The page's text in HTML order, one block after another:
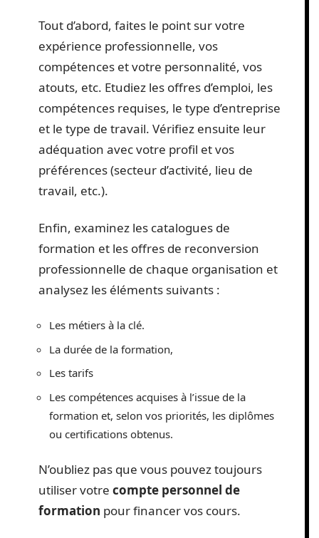
Tout d’abord, faites le point sur votre
expérience professionnelle, vos
compétences et votre personnalité, vos
atouts, etc. Etudiez les offres d’emploi, les
compétences requises, le type d’entreprise
et le type de travail. Vérifiez ensuite leur
adéquation avec votre profil et vos
préférences (secteur d’activité, lieu de
travail, etc.).
Enfin, examinez les catalogues de
formation et les offres de reconversion
professionnelle de chaque organisation et
analysez les éléments suivants :
Les métiers à la clé.
La durée de la formation,
Les tarifs
Les compétences acquises à l’issue de la
formation et, selon vos priorités, les diplômes
ou certifications obtenus.
N’oubliez pas que vous pouvez toujours
utiliser votre compte personnel de
formation pour financer vos cours.